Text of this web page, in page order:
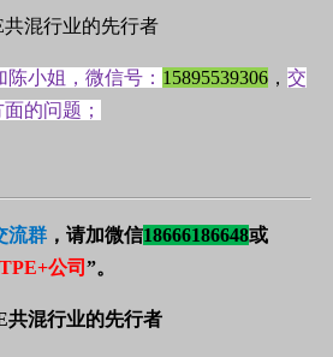
小姐，微信号： 15895539306 ， 交
的问题；
流群 ，请加微信18666186648或
TPE+公司 ”。